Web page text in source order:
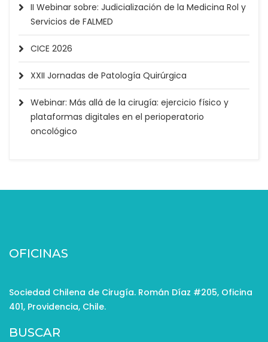
II Webinar sobre: Judicialización de la Medicina Rol y
Servicios de FALMED
CICE 2026
XXII Jornadas de Patología Quirúrgica
Webinar: Más allá de la cirugía: ejercicio físico y
plataformas digitales en el perioperatorio
oncológico
OFICINAS
Sociedad Chilena de Cirugía. Román Díaz #205, Oficina
401, Providencia, Chile.
BUSCAR